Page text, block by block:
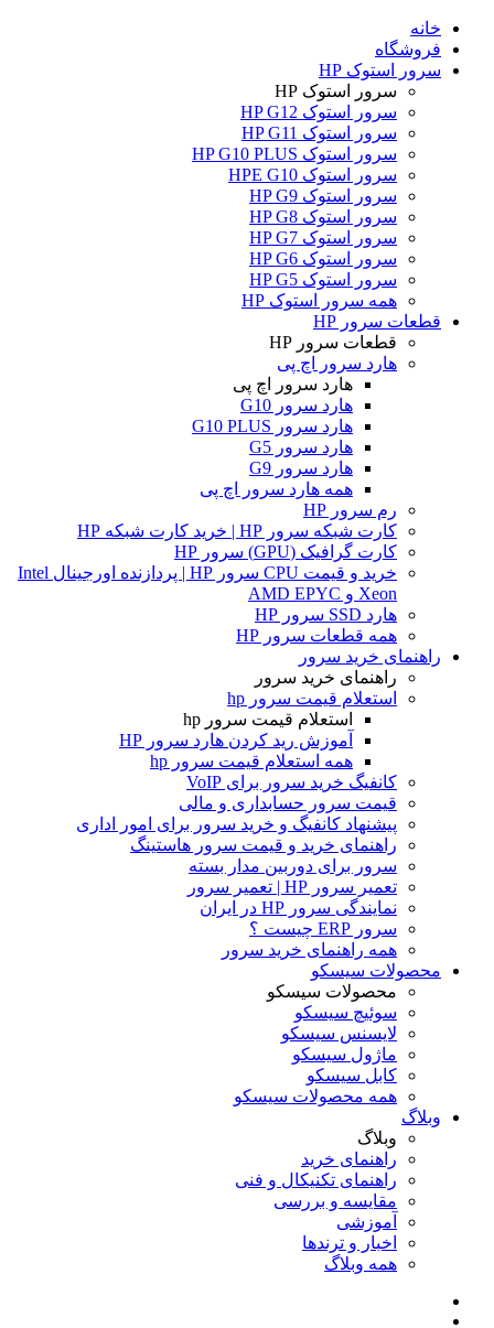
خانه
فروشگاه
سرور استوک HP
سرور استوک HP
سرور استوک HP G12
سرور استوک HP G11
سرور استوک HP G10 PLUS
سرور استوک HPE G10
سرور استوک HP G9
سرور استوک HP G8
سرور استوک HP G7
سرور استوک HP G6
سرور استوک HP G5
همه سرور استوک HP
قطعات سرور HP
قطعات سرور HP
هارد سرور اچ پی
هارد سرور اچ پی
هارد سرور G10
هارد سرور G10 PLUS
هارد سرور G5
هارد سرور G9
همه هارد سرور اچ پی
رم سرور HP
کارت شبکه سرور HP | خرید کارت شبکه HP
کارت گرافیک (GPU) سرور HP
خرید و قیمت CPU سرور HP | پردازنده اورجینال Intel
Xeon و AMD EPYC
هارد SSD سرور HP
همه قطعات سرور HP
راهنمای خرید سرور
راهنمای خرید سرور
استعلام قیمت سرور hp
استعلام قیمت سرور hp
آموزش ريد كردن هارد سرور HP
همه استعلام قیمت سرور hp
کانفیگ خرید سرور برای VoIP
قیمت سرور حسابداری و مالی
پیشنهاد کانفیگ و خرید سرور برای امور اداری
راهنمای خرید و قیمت سرور هاستینگ
سرور برای دوربین مدار بسته
تعمیر سرور HP | تعمیر سرور
نمایندگی سرور HP در ایران
سرور ERP چیست ؟
همه راهنمای خرید سرور
محصولات سیسکو
محصولات سیسکو
سوئیچ سیسکو
لایسنس سیسکو
ماژول سیسکو
کابل سیسکو
همه محصولات سیسکو
وبلاگ
وبلاگ
راهنمای خرید
راهنمای تکنیکال و فنی
مقایسه و بررسی
آموزشی
اخبار و ترندها
همه وبلاگ